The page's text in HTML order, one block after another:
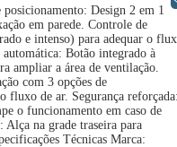
posicionamento: Design 2 em 1
em parede. Controle de
e intenso) para adequar o
automática: Botão integrado à
ampliar a área de ventilação.
com 3 opções de
fluxo de ar. Segurança
o funcionamento em caso de
na grade traseira para
Técnicas Marca: